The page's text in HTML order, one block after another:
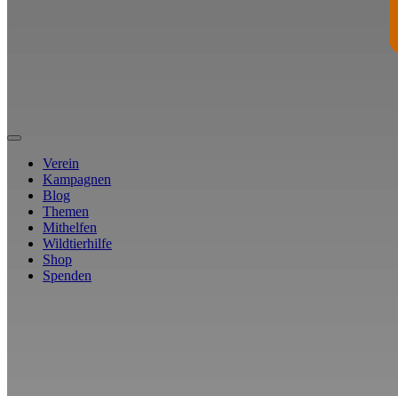
Verein
Kampagnen
Blog
Themen
Mithelfen
Wildtierhilfe
Shop
Spenden